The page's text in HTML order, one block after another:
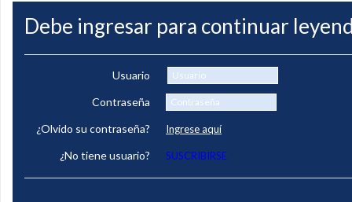
Debe ingresar para continuar
Usuario
Contraseña
¿Olvido su contraseña?
Ingrese aquí
¿No tiene usuario? SUSCRIBIRSE